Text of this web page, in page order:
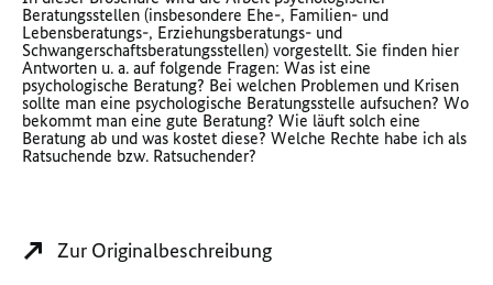
Beratungsstellen (insbesondere Ehe-, Familien- und
Lebensberatungs-, Erziehungsberatungs- und
Schwangerschaftsberatungsstellen) vorgestellt. Sie finden hier
Antworten u. a. auf folgende Fragen: Was ist eine
psychologische Beratung? Bei welchen Problemen und Krisen
sollte man eine psychologische Beratungsstelle aufsuchen? Wo
bekommt man eine gute Beratung? Wie läuft solch eine
Beratung ab und was kostet diese? Welche Rechte habe ich als
Ratsuchende bzw. Ratsuchender?
Zur Originalbeschreibung